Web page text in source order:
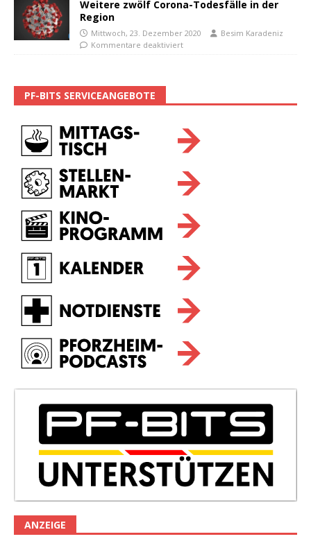
Weitere zwölf Corona-Todesfälle in der
Region
Mittwoch, 23. Dezember 2020
Besim Karadeniz
Kommentare deaktiviert
PF-BITS SERVICEANGEBOTE
ANZEIGE